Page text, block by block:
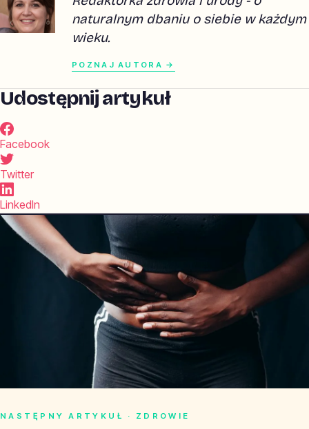
naturalnym dbaniu o siebie w każdym
wieku.
POZNAJ AUTORA →
Udostępnij artykuł
Facebook
Twitter
LinkedIn
NASTĘPNY ARTYKUŁ · ZDROWIE